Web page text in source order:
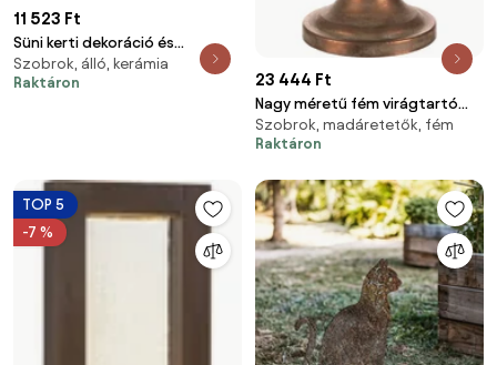
11 523 Ft
Süni kerti dekoráció és
virágtartó – magnézium
Szobrok, álló, kerámia
Raktáron
23 444 Ft
Nagy méretű fém virágtartó
madár mintával réz színben
Szobrok, madáretetők, fém
Raktáron
TOP 5
-7 %